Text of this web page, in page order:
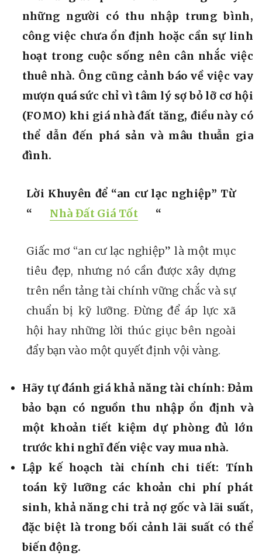
những người có thu nhập trung bình,
công việc chưa ổn định hoặc cần sự linh
hoạt trong cuộc sống nên cân nhắc việc
thuê nhà. Ông cũng cảnh báo về việc vay
mượn quá sức chỉ vì tâm lý sợ bỏ lỡ cơ hội
(FOMO) khi giá nhà đất tăng, điều này có
thể dẫn đến phá sản và mâu thuẫn gia
đình.
Lời Khuyên để “an cư lạc nghiệp” Từ
“
Nhà Đất Giá Tốt “
Giấc mơ “an cư lạc nghiệp” là một mục
tiêu đẹp, nhưng nó cần được xây dựng
trên nền tảng tài chính vững chắc và sự
chuẩn bị kỹ lưỡng. Đừng để áp lực xã
hội hay những lời thúc giục bên ngoài
đẩy bạn vào một quyết định vội vàng.
Hãy tự đánh giá khả năng tài chính: Đảm
bảo bạn có nguồn thu nhập ổn định và
một khoản tiết kiệm dự phòng đủ lớn
trước khi nghĩ đến việc vay mua nhà.
Lập kế hoạch tài chính chi tiết: Tính
toán kỹ lưỡng các khoản chi phí phát
sinh, khả năng chi trả nợ gốc và lãi suất,
đặc biệt là trong bối cảnh lãi suất có thể
biến động.